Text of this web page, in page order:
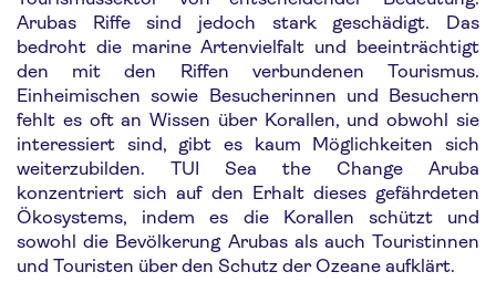
Arubas Riffe sind jedoch stark geschädigt. Das
bedroht die marine Artenvielfalt und beeinträchtigt
den mit den Riffen verbundenen Tourismus.
Einheimischen sowie Besucherinnen und Besuchern
fehlt es oft an Wissen über Korallen, und obwohl sie
interessiert sind, gibt es kaum Möglichkeiten sich
weiterzubilden. TUI Sea the Change Aruba
konzentriert sich auf den Erhalt dieses gefährdeten
Ökosystems, indem es die Korallen schützt und
sowohl die Bevölkerung Arubas als auch Touristinnen
und Touristen über den Schutz der Ozeane aufklärt.